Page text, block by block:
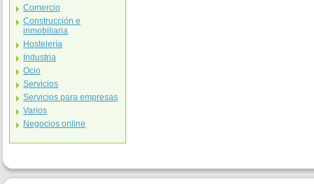
Comercio
Construcción e
inmobiliaria
Hostelería
Industria
Ocio
Servicios
Servicios para empresas
Varios
Negocios online